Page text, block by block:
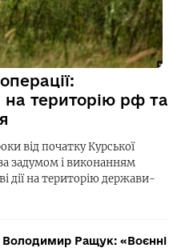
на територію рф та
від початку Курської
задумом і виконанням
дії на територію держави-
Володимир Ращук: «Воєнні